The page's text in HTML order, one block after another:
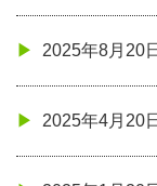
2025年8月20
2025年4月20